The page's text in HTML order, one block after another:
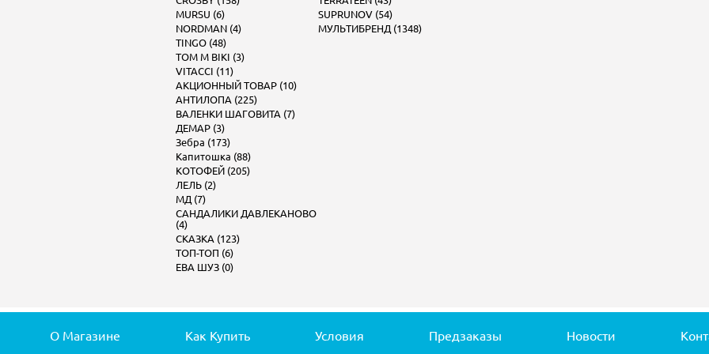
MURSU (6)
NORDMAN (4)
TINGO (48)
TOM M BIKI (3)
VITACCI (11)
АКЦИОННЫЙ ТОВАР (10)
АНТИЛОПА (225)
ВАЛЕНКИ ШАГОВИТА (7)
ДЕМАР (3)
Зебра (173)
Капитошка (88)
КОТОФЕЙ (205)
ЛЕЛЬ (2)
МД (7)
САНДАЛИКИ ДАВЛЕКАНОВО
(4)
СКАЗКА (123)
ТОП-ТОП (6)
ЕВА ШУЗ (0)
SUPRUNOV (54)
МУЛЬТИБРЕНД (1348)
О Магазине Как Купить Условия Предзаказы Новости